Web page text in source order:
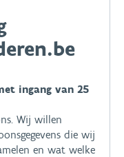
ingang van 25
Wij willen
die wij
en wat welke